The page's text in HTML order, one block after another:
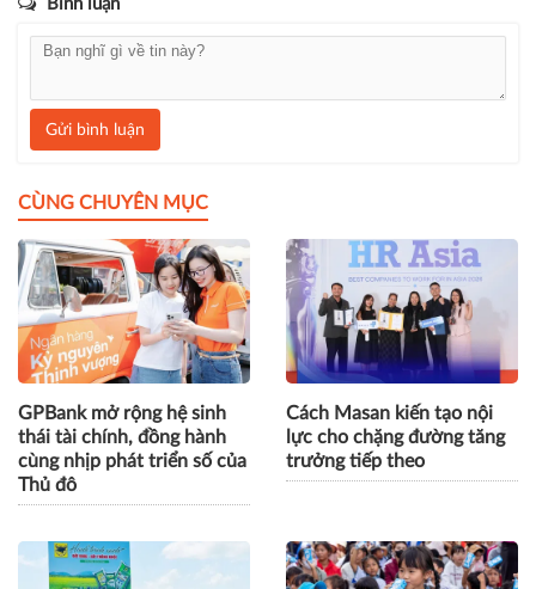
Bình luận
Gửi bình luận
CÙNG CHUYÊN MỤC
GPBank mở rộng hệ sinh
thái tài chính, đồng hành
cùng nhịp phát triển số của
Thủ đô
Cách Masan kiến tạo nội
lực cho chặng đường tăng
trưởng tiếp theo